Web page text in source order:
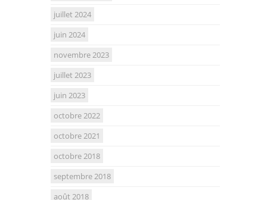
juillet 2024
juin 2024
novembre 2023
juillet 2023
juin 2023
octobre 2022
octobre 2021
octobre 2018
septembre 2018
août 2018